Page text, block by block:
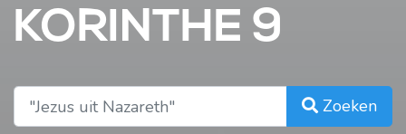
KORINTHE 9
Zoeken